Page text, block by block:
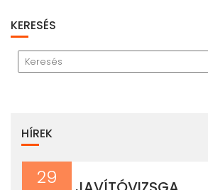
KERESÉS
HÍREK
29